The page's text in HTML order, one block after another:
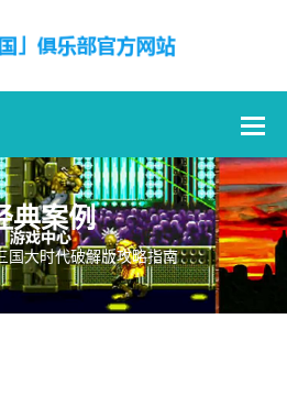
典案例
国大时代破解版攻略指南